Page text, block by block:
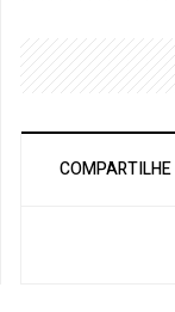
COMPARTILHE